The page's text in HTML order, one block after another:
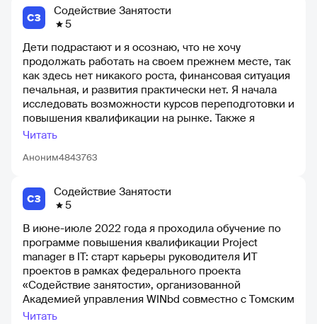
Содействие Занятости
5
Аноним4843763
Дети подрастают и я осознаю, что не хочу
продолжать работать на своем прежнем месте, так
как здесь нет никакого роста, финансовая ситуация
печальная, и развития практически нет. Я начала
исследовать возможности курсов переподготовки и
повышения квалификации на рынке. Также я
обратилась в службу занятости (хотя не сильно
именно они помогли мне. В службе занятости мне
которой можно пройти обучение. Я выбрала курс
профессиональной переподготовки
Читать
Содействие Занятости
5
В июне-июле 2022 года я проходила обучение по
программе повышения квалификации Project
manager в IT: старт карьеры руководителя ИТ
проектов в рамках федерального проекта
«Содействие занятости», организованной
Академией управления WINbd совместно с Томским
государственным университетом. Я шла на эту
Читать